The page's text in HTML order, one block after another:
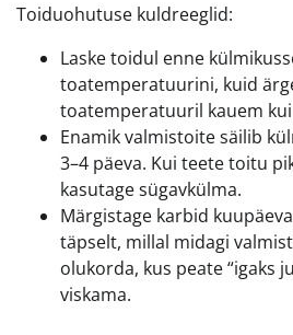
Toiduohutuse kuldreeglid:
Laske toidul enne
toatemperatuurini, kuid
toatemperatuuril kauem
Enamik valmistoite säilib
3–4 päeva. Kui teete toitu
kasutage sügavkülma.
Märgistage karbid
täpselt, millal midagi
olukorda, kus peate “igaks
viskama.